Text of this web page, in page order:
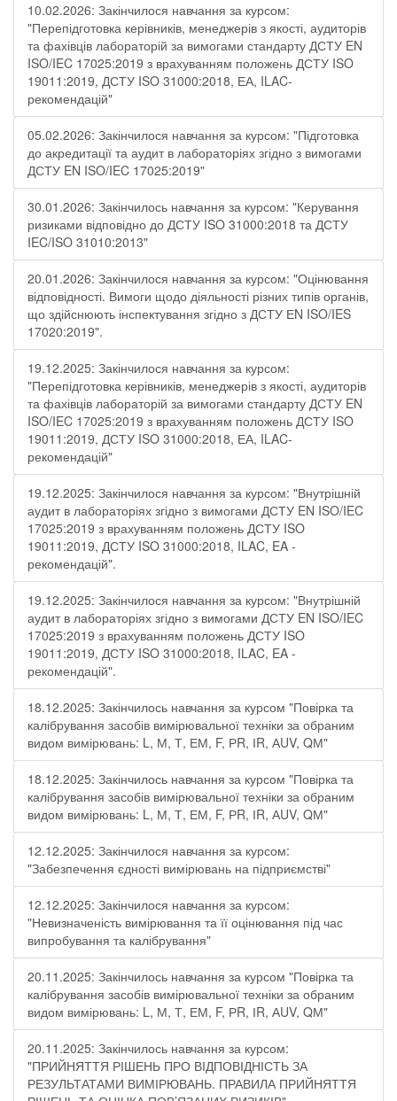
10.02.2026: Закінчилося навчання за курсом:
"Перепідготовка керівників, менеджерів з якості, аудиторів
та фахівців лабораторій за вимогами стандарту ДСТУ EN
ISO/IEC 17025:2019 з врахуванням положень ДСТУ ISO
19011:2019, ДСТУ ISO 31000:2018, ЕА, ILAC-
рекомендацій"
05.02.2026: Закінчилося навчання за курсом: "Підготовка
до акредитації та аудит в лабораторіях згідно з вимогами
ДСТУ EN ISO/IEC 17025:2019"
30.01.2026: Закінчилось навчання за курсом: "Керування
ризиками відповідно до ДСТУ ISO 31000:2018 та ДСТУ
IEC/ISO 31010:2013"
20.01.2026: Закінчилося навчання за курсом: "Оцінювання
відповідності. Вимоги щодо діяльності різних типів органів,
що здійснюють інспектування згідно з ДСТУ ЕN ISO/IES
17020:2019".
19.12.2025: Закінчилося навчання за курсом:
"Перепідготовка керівників, менеджерів з якості, аудиторів
та фахівців лабораторій за вимогами стандарту ДСТУ EN
ISO/IEC 17025:2019 з врахуванням положень ДСТУ ISO
19011:2019, ДСТУ ISO 31000:2018, ЕА, ILAC-
рекомендацій"
19.12.2025: Закінчилося навчання за курсом: "Внутрішній
аудит в лабораторіях згідно з вимогами ДСТУ EN ISO/IEC
17025:2019 з врахуванням положень ДСТУ ISO
19011:2019, ДСТУ ISO 31000:2018, ILAC, EA -
рекомендацій".
19.12.2025: Закінчилося навчання за курсом: "Внутрішній
аудит в лабораторіях згідно з вимогами ДСТУ EN ISO/IEC
17025:2019 з врахуванням положень ДСТУ ISO
19011:2019, ДСТУ ISO 31000:2018, ILAC, EA -
рекомендацій".
18.12.2025: Закінчилось навчання за курсом "Повірка та
калібрування засобів вимірювальної техніки за обраним
видом вимірювань: L, М, Т, ЕМ, F, РR, ІR, АUV, QМ"
18.12.2025: Закінчилось навчання за курсом "Повірка та
калібрування засобів вимірювальної техніки за обраним
видом вимірювань: L, М, Т, ЕМ, F, РR, ІR, АUV, QМ"
12.12.2025: Закінчилося навчання за курсом:
"Забезпечення єдності вимірювань на підприємстві"
12.12.2025: Закінчилося навчання за курсом:
"Невизначеність вимірювання та її оцінювання під час
випробування та калібрування"
20.11.2025: Закінчилось навчання за курсом "Повірка та
калібрування засобів вимірювальної техніки за обраним
видом вимірювань: L, М, Т, ЕМ, F, РR, ІR, АUV, QМ"
20.11.2025: Закінчилось навчання за курсом:
"ПРИЙНЯТТЯ РІШЕНЬ ПРО ВІДПОВІДНІСТЬ ЗА
РЕЗУЛЬТАТАМИ ВИМІРЮВАНЬ. ПРАВИЛА ПРИЙНЯТТЯ